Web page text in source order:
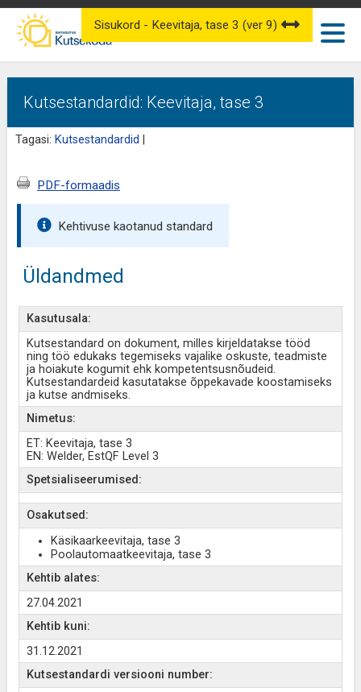
Kutsestandardid: Keevitaja, tase 3
Tagasi: Kutsestandardid
Sisukord - Keevitaja, tase 3 (ver 9)
PDF-formaadis
Kehtivuse kaotanud standard
Üldandmed
Kasutusala:
Kutsestandard on dokument, milles kirjeldatakse tööd
ning töö edukaks tegemiseks vajalike oskuste, teadmiste
ja hoiakute kogumit ehk kompetentsusnõudeid.
Kutsestandardeid kasutatakse õppekavade koostamiseks
ja kutse andmiseks.
Nimetus:
ET: Keevitaja, tase 3
EN: Welder, EstQF Level 3
Spetsialiseerumised:
Osakutsed:
Käsikaarkeevitaja, tase 3
Poolautomaatkeevitaja, tase 3
Kehtib alates:
27.04.2021
Kehtib kuni:
31.12.2021
Kutsestandardi versiooni number: